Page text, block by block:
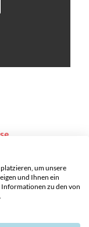
um unsere
und Ihnen ein
zu den von